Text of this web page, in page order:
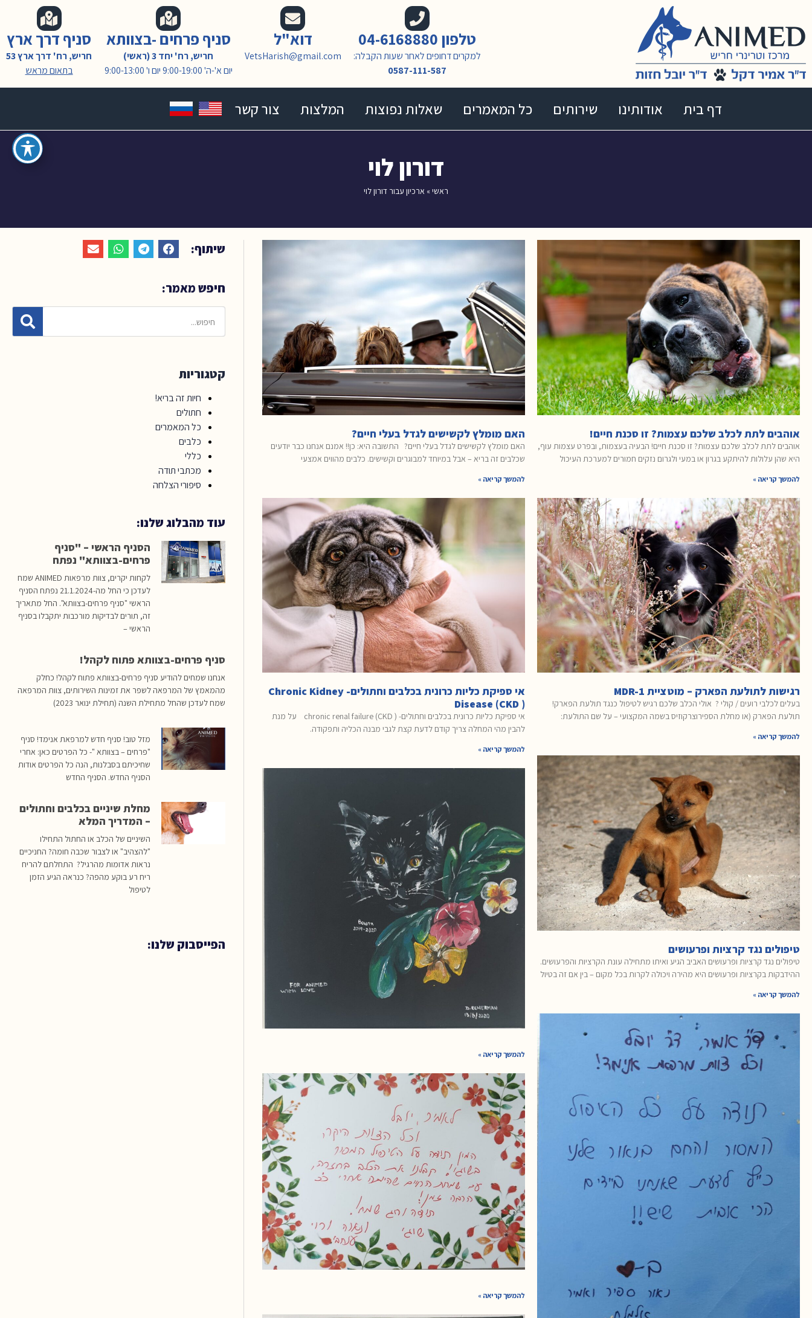
טלפון 04-6168880
למקרים דחופים לאחר שעות הקבלה:
0587-111-587
דוא"ל
VetsHarish@gmail.com
סניף פרחים -בצוותא
חריש, רח' יחד 3 (ראשי)
יום א'-ה' 9:00-19:00 יום ו' 9:00-13:00
סניף דרך ארץ
חריש, רח' דרך ארץ 53
בתאום מראש
דף בית אודותינו שירותים כל המאמרים שאלות נפוצות המלצות צור קשר
דורון לוי
ראשי» ארכיון עבור דורון לוי
אוהבים לתת לכלב שלכם עצמות? זו סכנת חיים!
אוהבים לתת לכלב שלכם עצמות? זו סכנת חיים! הבעיה בעצמות, ובפרט עצמות עוף,
היא שהן עלולות להיתקע בגרון או במעי ולגרום נזקים חמורים למערכת העיכול
להמשך קריאה »
האם מומלץ לקשישים לגדל בעלי חיים?
האם מומלץ לקשישים לגדל בעלי חיים? התשובה היא: כן!! אמנם אנחנו כבר יודעים
שכלבים זה בריא – אבל במיוחד למבוגרים וקשישים. כלבים מהווים אמצעי
להמשך קריאה »
רגישות לתולעת הפארק – מוטציית MDR-1
בעלים לכלבי רועים / קולי ? אולי הכלב שלכם רגיש לטיפול כנגד תולעת הפארק!
תולעת הפארק (או מחלת הספירוצרקוזיס בשמה המקצועי – על שם התולעת:
להמשך קריאה »
אי ספיקת כליות כרונית בכלבים וחתולים- Chronic Kidney
Disease (CKD )
אי ספיקת כליות כרונית בכלבים וחתולים- chronic renal failure (CKD ) על מנת
להבין מהי המחלה צריך קודם לדעת קצת לגבי מבנה הכליה ותפקודה.
להמשך קריאה »
טיפולים נגד קרציות ופרעושים
טיפולים נגד קרציות ופרעושים האביב הגיע ואיתו מתחילה עונת הקרציות והפרעושים.
ההידבקות בקרציות ופרעושים היא מהירה ויכולה לקרות בכל מקום – בין אם זה בטיול
להמשך קריאה »
להמשך קריאה »
להמשך קריאה »
שיתוף:
חיפש מאמר:
קטגוריות
חיות זה בריא!
חתולים
כל המאמרים
כלבים
כללי
מכתבי תודה
סיפורי הצלחה
עוד מהבלוג שלנו:
הסניף הראשי – "סניף
פרחים-בצוותא" נפתח
לקחות יקרים, צוות מרפאות ANIMED שמח
לעדכן כי החל מה-21.1.2024 נפתח הסניף
הראשי "סניף פרחים-בצוותא". החל מתאריך
זה, תורים לבדיקות מורכבות יתקבלו בסניף
הראשי –
סניף פרחים-בצוותא פתוח לקהל!
אנחנו שמחים להודיע סניף פרחים-בצוותא פתוח לקהל! כחלק
מהמאמץ של המרפאה לשפר את זמינות השירותים, צוות המרפאה
שמח לעדכן שהחל מתחילת השנה (תחילת ינואר 2023)
מזל טוב! סניף חדש למרפאת אנימד! סניף
"פרחים – בצוותא "- כל הפרטים כאן: אחרי
שחיכיתם בסבלנות, הנה כל הפרטים אודות
הסניף החדש. הסניף החדש
מחלת שיניים בכלבים וחתולים
– המדריך המלא
השיניים של הכלב או החתול התחילו
"להצהיב" או לצבור שכבה חומה? החניכיים
נראות אדומות מהרגיל? התחלתם להריח
ריח רע בוקע מהפה? כנראה הגיע הזמן
לטיפול
הפייסבוק שלנו: